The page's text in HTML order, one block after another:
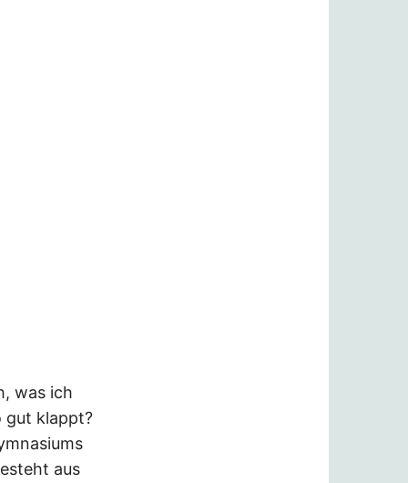
was ich
gut klappt?
aus